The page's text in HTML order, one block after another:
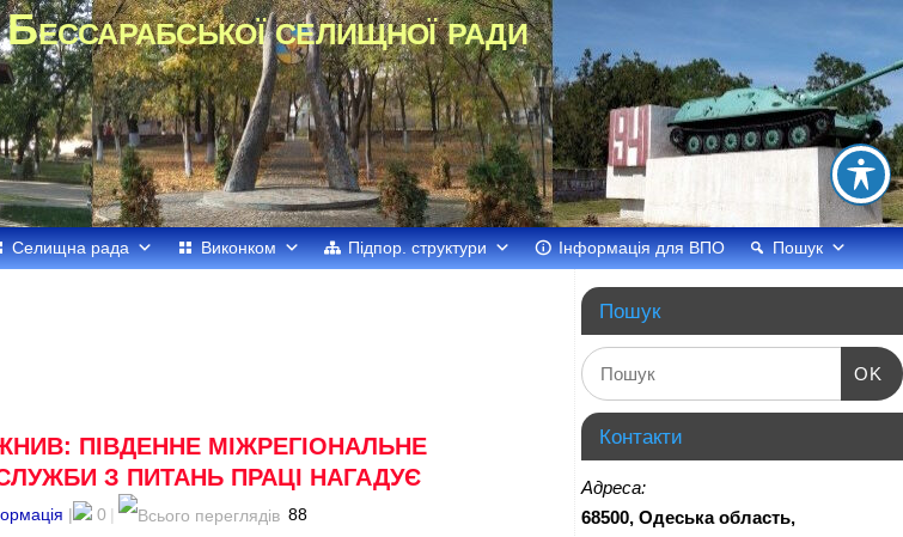
селищної ради
Селищна рада Виконком Підпор. структури Інформація для ВПО Пошук
ПІВДЕННЕ МІЖРЕГІОНАЛЬНЕ
З ПИТАНЬ ПРАЦІ НАГАДУЄ
| 0 | 88
Пошук
OK
Контакти
Адреса:
68500, Одеська область,